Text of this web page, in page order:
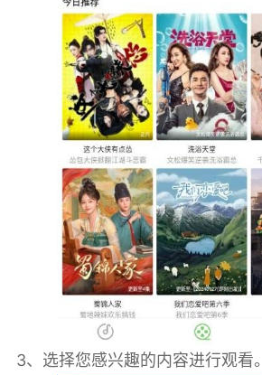
3、选择您感兴趣的内容进行观看。